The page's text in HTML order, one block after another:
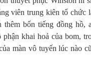
viên trung kiên tổ chức
bốn tiếng đồng hồ,
khai hoả của bom,
màn vô tuyến lúc nào